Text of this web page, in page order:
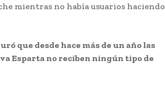
mientras no había usuarios haciendo
que desde hace más de un año las
Esparta no reciben ningún tipo de